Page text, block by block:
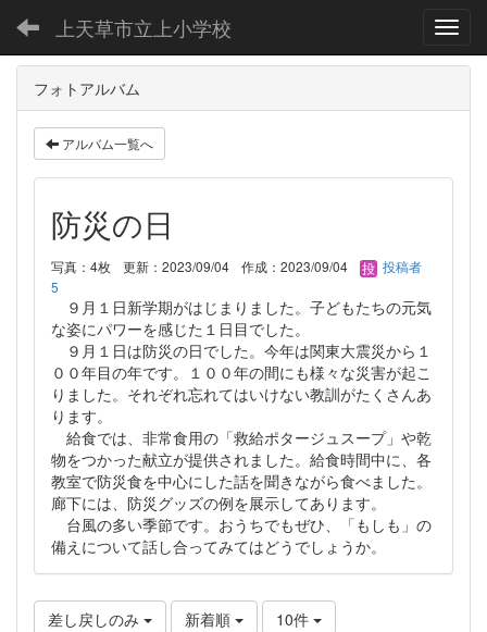
上天草市立上小学校
フォトアルバム
アルバム一覧へ
防災の日
写真：4枚 更新：2023/09/04 作成：2023/09/04
投稿者
5
９月１日新学期がはじまりました。子どもたちの元気
な姿にパワーを感じた１日目でした。
９月１日は防災の日でした。今年は関東大震災から１
００年目の年です。１００年の間にも様々な災害が起こ
りました。それぞれ忘れてはいけない教訓がたくさんあ
ります。
給食では、非常食用の「救給ポタージュスープ」や乾
物をつかった献立が提供されました。給食時間中に、各
教室で防災食を中心にした話を聞きながら食べました。
廊下には、防災グッズの例を展示してあります。
台風の多い季節です。おうちでもぜひ、「もしも」の
備えについて話し合ってみてはどうでしょうか。
差し戻しのみ 新着順 10件